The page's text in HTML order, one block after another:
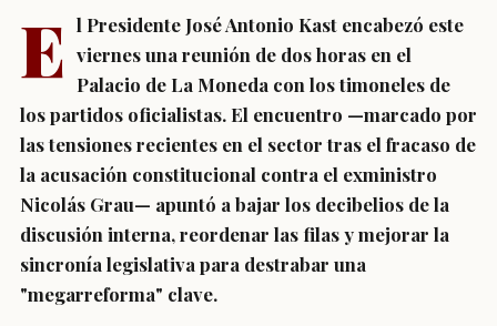
E l Presidente José Antonio Kast encabezó este
viernes una reunión de dos horas en el
Palacio de La Moneda con los timoneles de
los partidos oficialistas. El encuentro —marcado por
las tensiones recientes en el sector tras el fracaso de
la acusación constitucional contra el exministro
Nicolás Grau— apuntó a bajar los decibelios de la
discusión interna, reordenar las filas y mejorar la
sincronía legislativa para destrabar una
"megarreforma" clave.